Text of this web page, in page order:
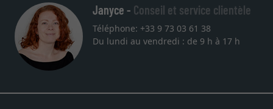
Janyce - Conseil et service clientèle
Téléphone: +33 9 73 03 61 38
Du lundi au vendredi : de 9 h à 17 h